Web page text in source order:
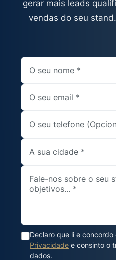
gerar mais leads
vendas do seu
Declaro que li e concordo
Privacidade e consinto o
dados.